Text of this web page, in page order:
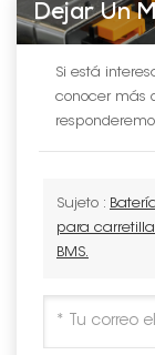
Dejar Un
Si está
conocer más
Sujeto :
para
BMS.